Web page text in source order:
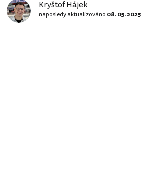
Kryštof Hájek
naposledy aktualizováno 08. 05. 2025